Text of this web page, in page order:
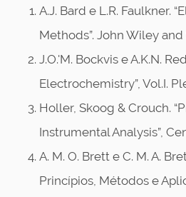
A.J. Bard e L.R. Faulkner.
Methods”. John Wiley and
J.O.'M. Bockvis e A.K.N.
Electrochemistry”, Vol.I.
Holler, Skoog & Crouch.
Instrumental Analysis”,
A. M. O. Brett e C. M. A.
Princípios, Métodos e